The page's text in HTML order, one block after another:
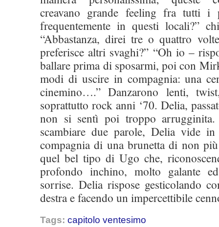
creavano grande feeling fra tutti i
frequentemente in questi locali?”
“Abbastanza, direi tre o quattro
preferisce altri svaghi?” “Oh io –
ballare prima di sposarmi, poi con
modi di uscire in compagnia: una
cinemino….” Danzarono lenti,
soprattutto rock anni ‘70. Delia,
non si sentì poi troppo arrugginita.
scambiare due parole, Delia vide
compagnia di una brunetta di non
quel bel tipo di Ugo che,
profondo inchino, molto galante
sorrise. Delia rispose gesticolando
destra e facendo un impercettibile
Tags: capitolo ventesimo